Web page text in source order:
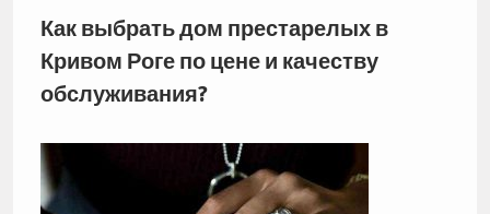
Как выбрать дом престарелых в
Кривом Роге по цене и качеству
обслуживания?